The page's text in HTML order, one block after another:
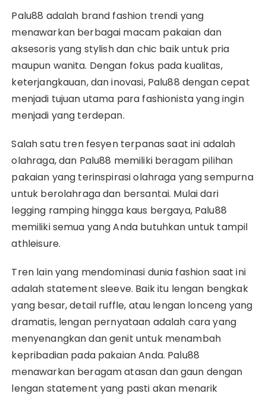
Palu88 adalah brand fashion trendi yang
menawarkan berbagai macam pakaian dan
aksesoris yang stylish dan chic baik untuk pria
maupun wanita. Dengan fokus pada kualitas,
keterjangkauan, dan inovasi, Palu88 dengan cepat
menjadi tujuan utama para fashionista yang ingin
menjadi yang terdepan.
Salah satu tren fesyen terpanas saat ini adalah
olahraga, dan Palu88 memiliki beragam pilihan
pakaian yang terinspirasi olahraga yang sempurna
untuk berolahraga dan bersantai. Mulai dari
legging ramping hingga kaus bergaya, Palu88
memiliki semua yang Anda butuhkan untuk tampil
athleisure.
Tren lain yang mendominasi dunia fashion saat ini
adalah statement sleeve. Baik itu lengan bengkak
yang besar, detail ruffle, atau lengan lonceng yang
dramatis, lengan pernyataan adalah cara yang
menyenangkan dan genit untuk menambah
kepribadian pada pakaian Anda. Palu88
menawarkan beragam atasan dan gaun dengan
lengan statement yang pasti akan menarik